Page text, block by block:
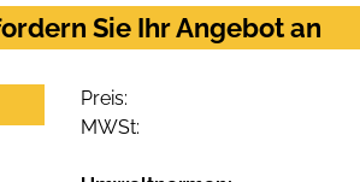
Sie Ihr Angebot an
Preis:
MWSt: